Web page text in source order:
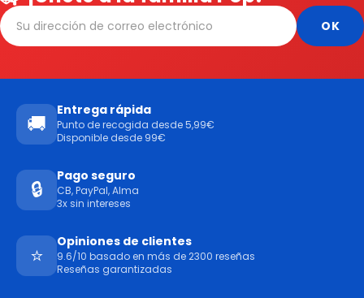
🚚
Entrega rápida
Punto de recogida desde 5,99€
Disponible desde 99€
🔒
Pago seguro
CB, PayPal, Alma
3x sin intereses
⭐
Opiniones de clientes
9.6/10 basado en más de 2300 reseñas
Reseñas garantizadas